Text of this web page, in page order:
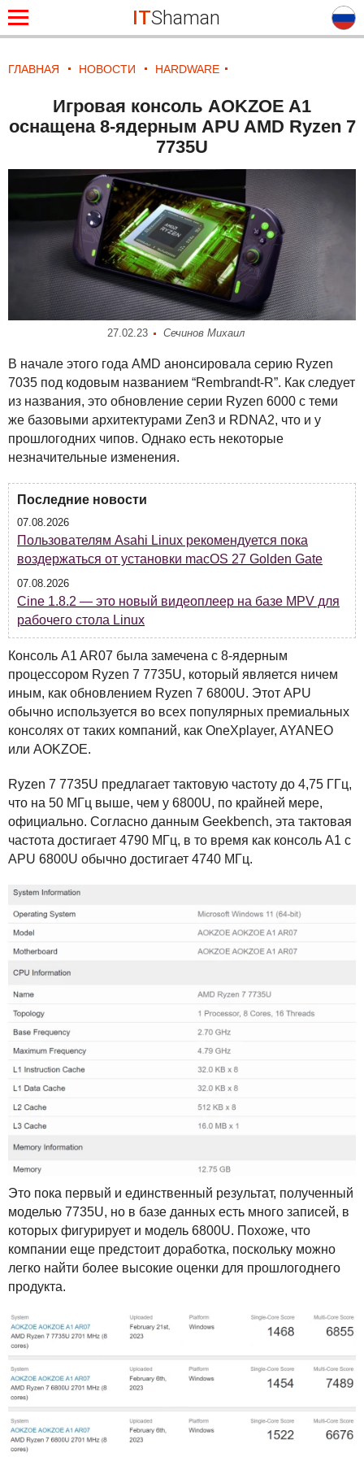
ITShaman
ГЛАВНАЯ НОВОСТИ HARDWARE
Игровая консоль AOKZOE A1
оснащена 8-ядерным APU AMD Ryzen 7
7735U
27.02.23 Сечинов Михаил
В начале этого года AMD анонсировала серию Ryzen
7035 под кодовым названием “Rembrandt-R”. Как следует
из названия, это обновление серии Ryzen 6000 с теми
же базовыми архитектурами Zen3 и RDNA2, что и у
прошлогодних чипов. Однако есть некоторые
незначительные изменения.
Последние новости
07.08.2026
Пользователям Asahi Linux рекомендуется пока
воздержаться от установки macOS 27 Golden Gate
07.08.2026
Cine 1.8.2 — это новый видеоплеер на базе MPV для
рабочего стола Linux
Консоль A1 AR07 была замечена с 8-ядерным
процессором Ryzen 7 7735U, который является ничем
иным, как обновлением Ryzen 7 6800U. Этот APU
обычно используется во всех популярных премиальных
консолях от таких компаний, как OneXplayer, AYANEO
или AOKZOE.
Ryzen 7 7735U предлагает тактовую частоту до 4,75 ГГц,
что на 50 МГц выше, чем у 6800U, по крайней мере,
официально. Согласно данным Geekbench, эта тактовая
частота достигает 4790 МГц, в то время как консоль A1 с
APU 6800U обычно достигает 4740 МГц.
Это пока первый и единственный результат, полученный
моделью 7735U, но в базе данных есть много записей, в
которых фигурирует и модель 6800U. Похоже, что
компании еще предстоит доработка, поскольку можно
легко найти более высокие оценки для прошлогоднего
продукта.